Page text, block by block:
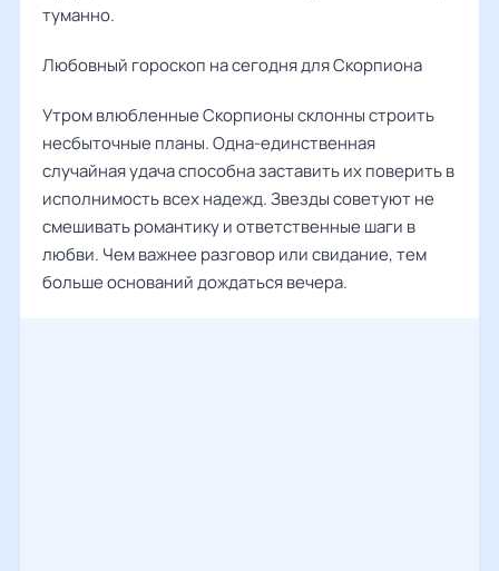
туманно.
Любовный гороскоп на сегодня для Скорпиона
Утром влюбленные Скорпионы склонны строить
несбыточные планы. Одна-единственная
случайная удача способна заставить их поверить в
исполнимость всех надежд. Звезды советуют не
смешивать романтику и ответственные шаги в
любви. Чем важнее разговор или свидание, тем
больше оснований дождаться вечера.